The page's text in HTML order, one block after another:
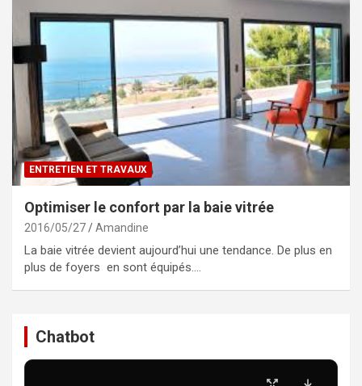
ENTRETIEN ET TRAVAUX
Optimiser le confort par la baie vitrée
2016/05/27 Amandine
La baie vitrée devient aujourd’hui une tendance. De plus en
plus de foyers en sont équipés.…
Chatbot